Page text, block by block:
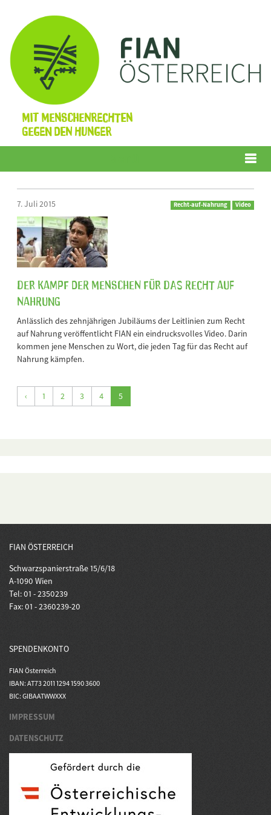
Mit Menschenrechten
gegen den Hunger
7. Juli 2015 Recht-auf-Nahrung Video
Der Kampf der Menschen für das Recht auf
Nahrung
Anlässlich des zehnjährigen Jubiläums der Leitlinien zum Recht
auf Nahrung veröffentlicht FIAN ein eindrucksvolles Video. Darin
kommen jene Menschen zu Wort, die jeden Tag für das Recht auf
Nahrung kämpfen.
‹ 1 2 3 4 5
FIAN ÖSTERREICH
Schwarzspanierstraße 15/6/18
A-1090 Wien
Tel: 01 - 2350239
Fax: 01 - 2360239-20
SPENDENKONTO
FIAN Österreich
IBAN: AT73 2011 1294 1590 3600
BIC: GIBAATWWXXX
IMPRESSUM
DATENSCHUTZ